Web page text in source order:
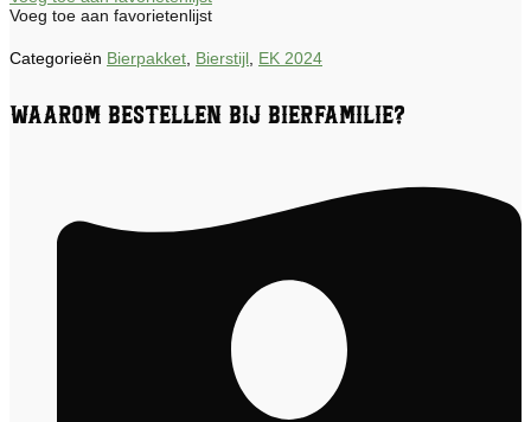
Voeg toe aan favorietenlijst
Categorieën Bierpakket Bierstijl EK 2024
Waarom bestellen bij Bierfamilie?